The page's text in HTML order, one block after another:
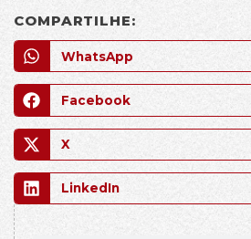
COMPARTILHE:
WhatsApp
Facebook
X
LinkedIn